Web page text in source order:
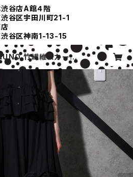
谷店A館４階
谷区宇田川町21-1
谷区神南1-13-15
竹繊維スカート |